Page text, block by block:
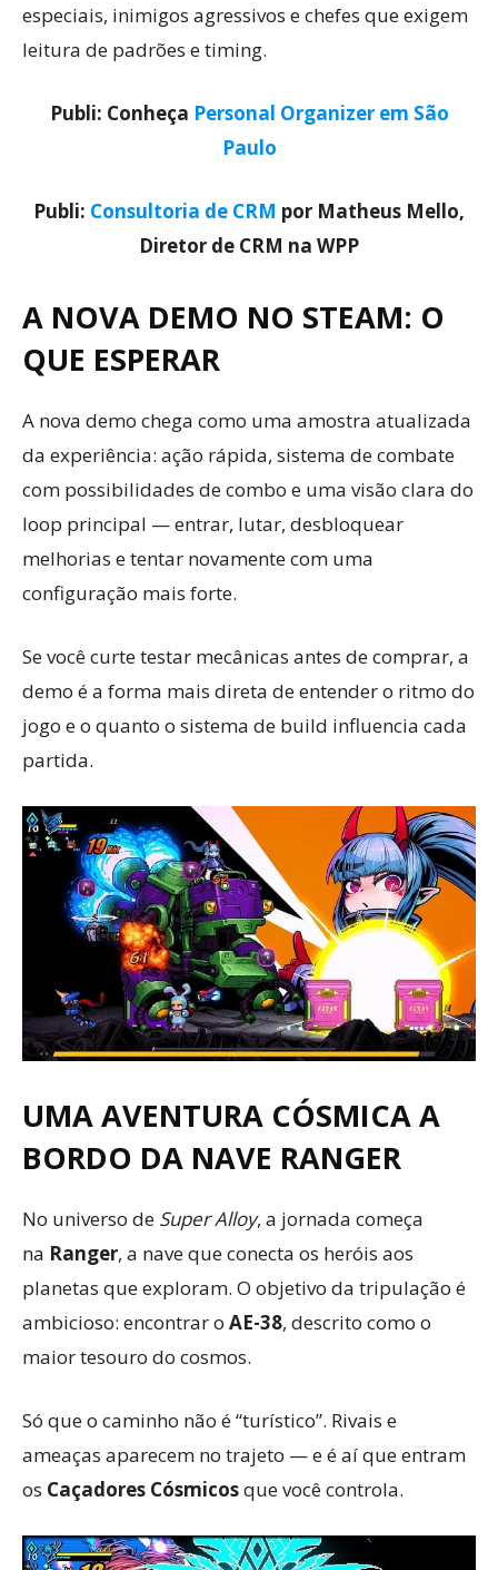
especiais, inimigos agressivos e chefes que exigem
leitura de padrões e timing.
Publi: Conheça Personal Organizer em São
Paulo
Publi: Consultoria de CRM por Matheus Mello,
Diretor de CRM na WPP
A NOVA DEMO NO STEAM: O
QUE ESPERAR
A nova demo chega como uma amostra atualizada
da experiência: ação rápida, sistema de combate
com possibilidades de combo e uma visão clara do
loop principal — entrar, lutar, desbloquear
melhorias e tentar novamente com uma
configuração mais forte.
Se você curte testar mecânicas antes de comprar, a
demo é a forma mais direta de entender o ritmo do
jogo e o quanto o sistema de build influencia cada
partida.
UMA AVENTURA CÓSMICA A
BORDO DA NAVE RANGER
No universo de Super Alloy, a jornada começa
na Ranger, a nave que conecta os heróis aos
planetas que exploram. O objetivo da tripulação é
ambicioso: encontrar o AE-38, descrito como o
maior tesouro do cosmos.
Só que o caminho não é “turístico”. Rivais e
ameaças aparecem no trajeto — e é aí que entram
os Caçadores Cósmicosque você controla.